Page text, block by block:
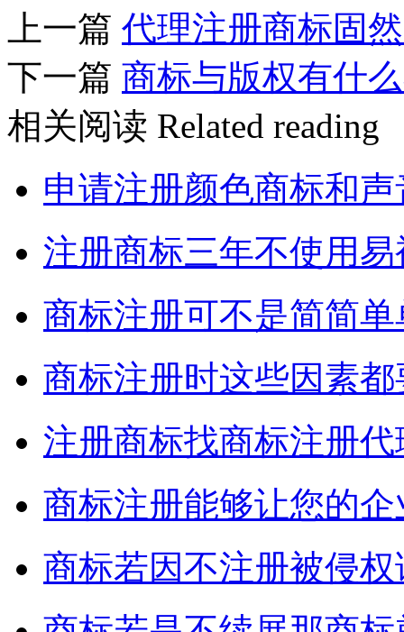
上一篇 代理注册商标固
下一篇 商标与版权有什
相关阅读 Related reading
申请注册颜色商标和
注册商标三年不使用
商标注册可不是简简
商标注册时这些因素
注册商标找商标注册
商标注册能够让您的
商标若因不注册被侵